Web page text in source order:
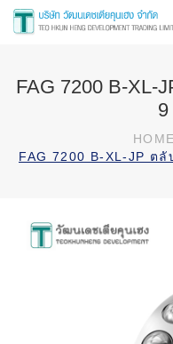
FAG 7200 B-XL-
HOME
FAG 7200 B-XL-JP ต